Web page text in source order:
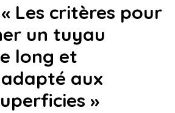
Les critères pour
un tuyau
long et
aux
»